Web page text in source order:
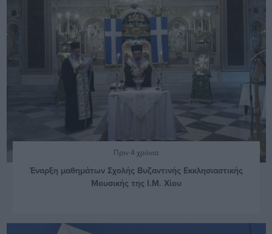
Πριν 4 χρόνια
Έναρξη μαθημάτων Σχολής Βυζαντινής Εκκλησιαστικής
Μουσικής της Ι.Μ. Χίου